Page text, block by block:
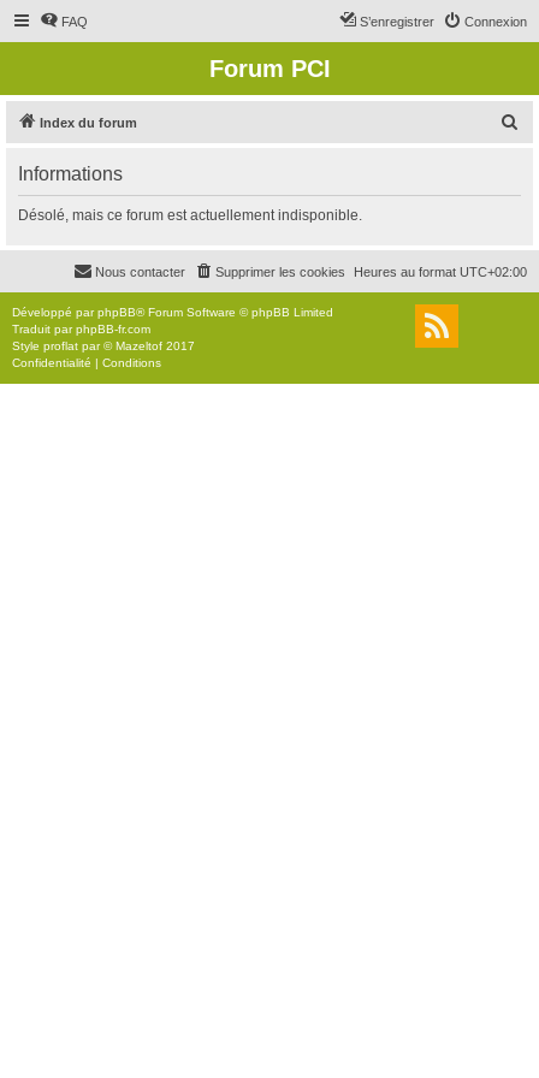
FAQ Connexion
S’enregistrer
Forum PCI
Index du forum
r
c
r
Informations
Désolé, mais ce forum est actuellement indisponible.
Heures au format UTC+02:00
Supprimer les cookies
Nous contacter
Développé parphpBB® Forum Software © phpBB Limited
Traduit parphpBB-fr.com
Style proflat par ©Mazeltof 2017
Confidentialité | Conditions